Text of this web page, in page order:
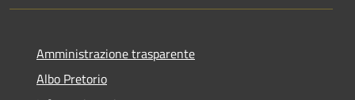
Amministrazione trasparente
Albo Pretorio